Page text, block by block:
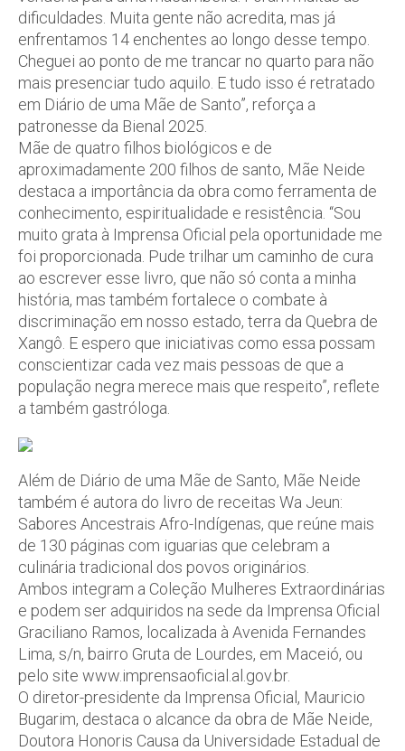
dificuldades. Muita gente não acredita, mas já
enfrentamos 14 enchentes ao longo desse tempo.
Cheguei ao ponto de me trancar no quarto para não
mais presenciar tudo aquilo. E tudo isso é retratado
em Diário de uma Mãe de Santo”, reforça a
patronesse da Bienal 2025.
Mãe de quatro filhos biológicos e de
aproximadamente 200 filhos de santo, Mãe Neide
destaca a importância da obra como ferramenta de
conhecimento, espiritualidade e resistência. “Sou
muito grata à Imprensa Oficial pela oportunidade me
foi proporcionada. Pude trilhar um caminho de cura
ao escrever esse livro, que não só conta a minha
história, mas também fortalece o combate à
discriminação em nosso estado, terra da Quebra de
Xangô. E espero que iniciativas como essa possam
conscientizar cada vez mais pessoas de que a
população negra merece mais que respeito”, reflete
a também gastróloga.
Além de Diário de uma Mãe de Santo, Mãe Neide
também é autora do livro de receitas Wa Jeun:
Sabores Ancestrais Afro-Indígenas, que reúne mais
de 130 páginas com iguarias que celebram a
culinária tradicional dos povos originários.
Ambos integram a Coleção Mulheres Extraordinárias
e podem ser adquiridos na sede da Imprensa Oficial
Graciliano Ramos, localizada à Avenida Fernandes
Lima, s/n, bairro Gruta de Lourdes, em Maceió, ou
pelo site www.imprensaoficial.al.gov.br.
O diretor-presidente da Imprensa Oficial, Mauricio
Bugarim, destaca o alcance da obra de Mãe Neide,
Doutora Honoris Causa da Universidade Estadual de